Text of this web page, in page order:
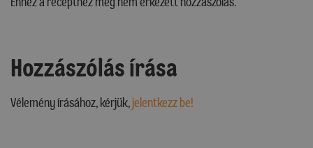
Hozzászólás írása
Vélemény írásához, kérjük,jelentkezz be!